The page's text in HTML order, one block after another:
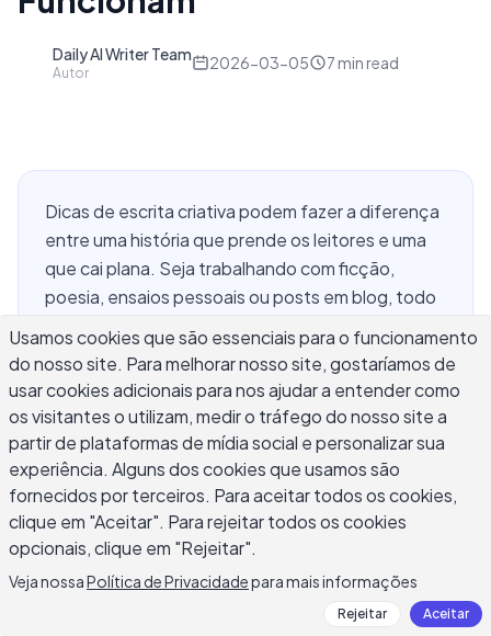
Daily AI Writer Team
Autor
2026-03-05 7 min read
Dicas de escrita criativa podem fazer a diferença
entre uma história que prende os leitores e uma
que cai plana. Seja trabalhando com ficção,
poesia, ensaios pessoais ou posts em blog, todo
boa notícia é que a escrita criativa forte é uma
habilidade que você pode desenvolver com
prática deliberada. Este guia cobre 12 técnicas
práticas usadas por autores publicados e
escritores comuns, desde gerar ideias vívidas
para histórias até encontrar sua voz autêntica.
Aplique estas dicas de escrita criativa
consistentemente e você verá uma melhora real
em seu trabalho.
Usamos cookies que são essenciais para o funcionamento
do nosso site. Para melhorar nosso site, gostaríamos de
usar cookies adicionais para nos ajudar a entender como
os visitantes o utilizam, medir o tráfego do nosso site a
partir de plataformas de mídia social e personalizar sua
experiência. Alguns dos cookies que usamos são
fornecidos por terceiros. Para aceitar todos os cookies,
clique em "Aceitar". Para rejeitar todos os cookies
opcionais, clique em "Rejeitar".
Veja nossaPolítica de Privacidadepara mais informações
Rejeitar Aceitar